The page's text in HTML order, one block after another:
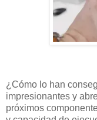
¿Cómo lo han
impresionantes y
próximos